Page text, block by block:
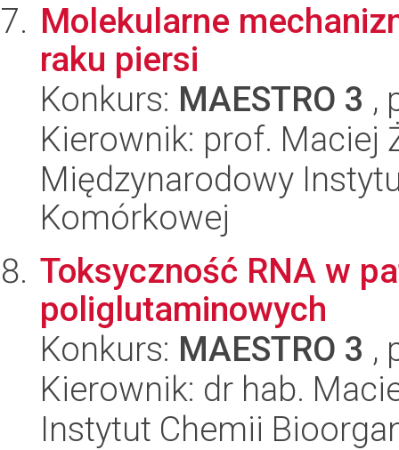
Molekularne
raku piersi
Konkurs: MAESTRO 3 ,
Kierownik: prof. Maciej
Międzynarodowy
Komórkowej
Toksyczność RNA w
poliglutaminowych
Konkurs: MAESTRO 3 ,
Kierownik: dr hab.
Instytut Chemii